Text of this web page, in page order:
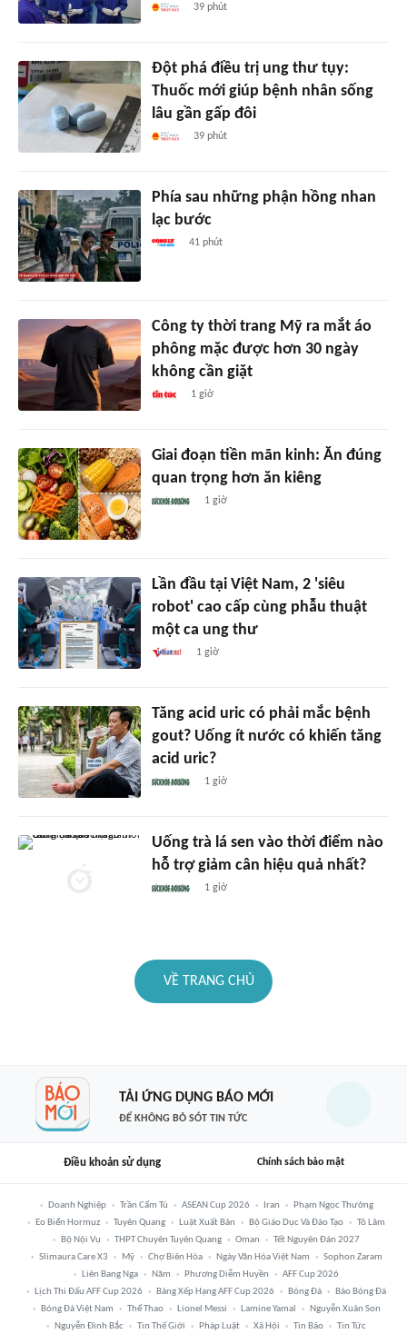
39 phút
Đột phá điều trị ung thư tụy:
Thuốc mới giúp bệnh nhân sống
lâu gần gấp đôi
39 phút
Phía sau những phận hồng nhan
lạc bước
41 phút
Công ty thời trang Mỹ ra mắt áo
phông mặc được hơn 30 ngày
không cần giặt
1 giờ
Giai đoạn tiền mãn kinh: Ăn đúng
quan trọng hơn ăn kiêng
1 giờ
Lần đầu tại Việt Nam, 2 'siêu
robot' cao cấp cùng phẫu thuật
một ca ung thư
1 giờ
Tăng acid uric có phải mắc bệnh
gout? Uống ít nước có khiến tăng
acid uric?
1 giờ
Uống trà lá sen vào thời điểm nào
hỗ trợ giảm cân hiệu quả nhất?
1 giờ
VỀ TRANG CHỦ
TẢI ỨNG DỤNG BÁO MỚI
ĐỂ KHÔNG BỎ SÓT TIN TỨC
Điều khoản sử dụng Chính sách bảo mật
Doanh Nghiệp Trần Cẩm Tú ASEAN Cup 2026 Iran
Phạm Ngọc Thưởng
Eo Biển Hormuz
Tuyên Quang Luật Xuất Bản Bộ Giáo Dục Và Đào Tạo
Tô Lâm
Bộ Nội Vụ
THPT Chuyên Tuyên Quang Oman
Tết Nguyên Đán 2027
Slimaura Care X3
Mỹ Chợ Biên Hòa Ngày Văn Hóa Việt Nam
Sophon Zaram
Liên Bang Nga
Năm Phương Diễm Huyền
AFF Cup 2026
Lịch Thi Đấu AFF Cup 2026
Bảng Xếp Hạng AFF Cup 2026 Bóng Đá
Báo Bóng Đá
Bóng Đá Việt Nam
Thể Thao Lionel Messi Lamine Yamal
Nguyễn Xuân Son
Nguyễn Đình Bắc
Tin Thế Giới Pháp Luật Xã Hội Tin Bão Tin Tức